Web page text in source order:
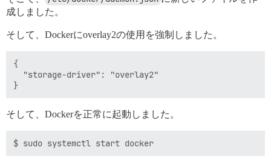
成しました。
そして、Dockerにoverlay2の使用を強制しました。
{
  "storage-driver": "overlay2"
そして、Dockerを正常に起動しました。